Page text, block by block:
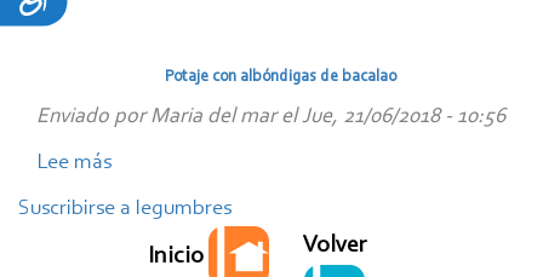
Potaje con albóndigas de bacalao
Enviado porMaria del marelJue, 21/06/2018 - 10:56
Lee más
Potaje
albóndigas
Suscribirse a legumbres
Inicio Volver